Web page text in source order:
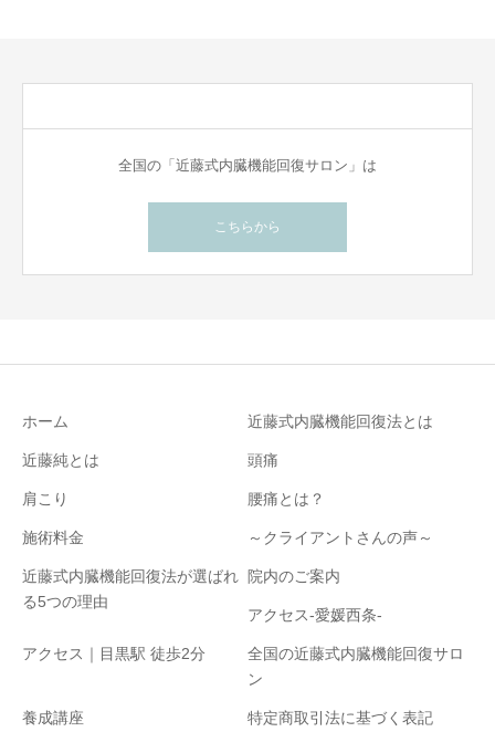
全国の「近藤式内臓機能回復サロン」は
こちらから
ホーム 近藤式内臓機能回復法とは
近藤純とは 頭痛
肩こり 腰痛とは？
施術料金 ～クライアントさんの声～
近藤式内臓機能回復法が選ばれ
る5つの理由
院内のご案内
アクセス-愛媛西条-
アクセス｜目黒駅 徒歩2分
全国の近藤式内臓機能回復サロ
ン
養成講座 特定商取引法に基づく表記